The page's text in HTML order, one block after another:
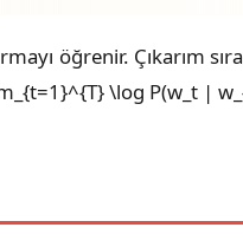
öğrenir. Çıkarım
\log P(w_t |